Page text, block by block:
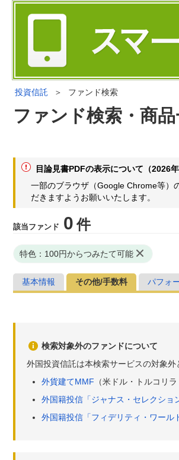
投資信託 ＞ ファンド検索
ファンド検索・商
目論見書PDFの表示について（2026年
一部のブラウザ（Google Chrome等）
だきますようお願いいたします。
該当ファンド 0 件
特色：100円からつみたて可能
基本情報 その他/手数料 パフォ
検索対象外のファンドについて
外国投資信託は本検索サービスの対象外
外貨建てMMF （米ドル・トルコリ
外国籍投信「ジャナス・セレクショ
外国籍投信「フィデリティ・ワー